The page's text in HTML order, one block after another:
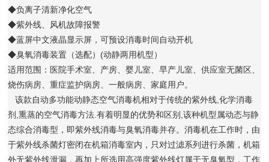
◆负离子清新净化空气
◆紫外线、风机故障报警
◆蓝屏中文液晶显示屏，可预设消毒时间自动开机
◆臭氧消毒装置（选配）(动静两用机型）
适用范围：医院手术室、产房、婴儿室、早产儿室、供应室无菌区、
烧伤病房、重症监护病房、一般病房、家庭用户。
该款自动多功能动静态空气消毒机相对于传统的紫外线,化学消毒
剂,熏蒸的空气消毒方法.有着明显的优势和区别,该种机型属动态与静
态综合消毒型，即紫外线消毒与臭氧消毒并存。消毒机在工作时，由
于紫外线杀菌灯密闭在机箱消毒室内，只对过滤系列进行杀菌，机箱
外无紫外线泄漏，再加上所选用高强度紫外线灯属于无臭氧型，工作